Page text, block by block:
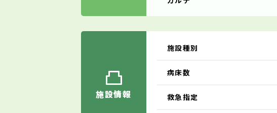
施設情報
施設種別
病床数
救急指定